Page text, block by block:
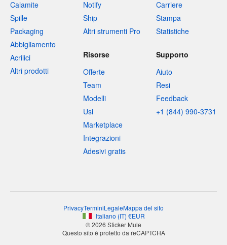
Calamite
Spille
Packaging
Abbigliamento
Acrilici
Altri prodotti
Notify
Ship
Altri strumenti Pro
Carriere
Stampa
Statistiche
Risorse
Offerte
Team
Modelli
Usi
Marketplace
Integrazioni
Adesivi gratis
Supporto
Aiuto
Resi
Feedback
+1 (844) 990-3731
PrivacyTerminiLegaleMappa del sito
Italiano (IT) €EUR
© 2026 Sticker Mule
Questo sito è protetto da reCAPTCHA